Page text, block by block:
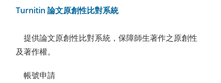
Turnitin 論文原創性比對系統
提供論文原創性比對系統，保障師生著作之原創性
及著作權。
帳號申請